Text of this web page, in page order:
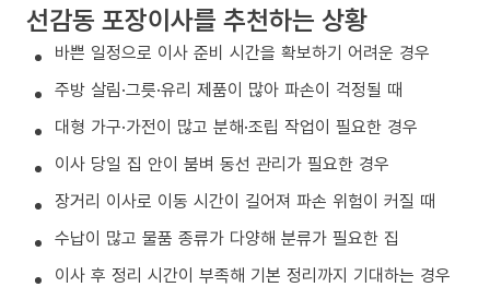
선감동 포장이사를 추천하는 상황
바쁜 일정으로 이사 준비 시간을 확보하기 어려운 경우
주방 살림·그릇·유리 제품이 많아 파손이 걱정될 때
대형 가구·가전이 많고 분해·조립 작업이 필요한 경우
이사 당일 집 안이 붐벼 동선 관리가 필요한 경우
장거리 이사로 이동 시간이 길어져 파손 위험이 커질 때
수납이 많고 물품 종류가 다양해 분류가 필요한 집
이사 후 정리 시간이 부족해 기본 정리까지 기대하는 경우